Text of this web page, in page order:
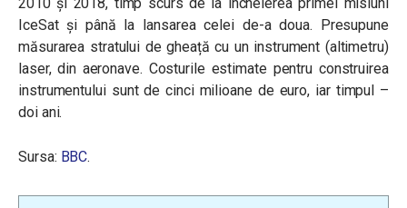
IceSat și până la lansarea celei de-a doua. Presupune
măsurarea stratului de gheață cu un instrument (altimetru)
laser, din aeronave. Costurile estimate pentru construirea
instrumentului sunt de cinci milioane de euro, iar timpul –
doi ani.
Sursa: BBC.